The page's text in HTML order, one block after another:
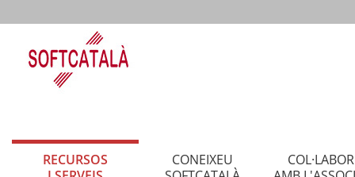
RECURSOS
CONEIXEU